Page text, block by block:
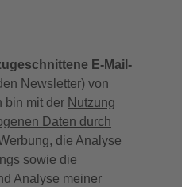
E-Mail-
Newsletter) von
bin mit der Nutzung
Daten durch
die Analyse
sowie die
Analyse meiner